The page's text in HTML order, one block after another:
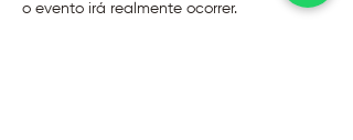
o evento irá realmente ocorrer.